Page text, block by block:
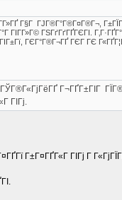
Г§Г ГЈГ®Г°Г®Г¤Г®Г¬,
ГЅГґГґГҐГЄГІ.
ГЄГ°Г®Г¬ГҐ ГЄГ ГЄ
Г¬ГҐГ±ГІГ
ГІГј.
Г±Г¤ГҐГ«Г ГІГј Г